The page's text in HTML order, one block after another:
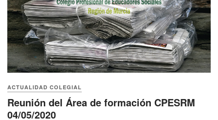
ACTUALIDAD COLEGIAL
Reunión del Área de formación CPESRM
04/05/2020